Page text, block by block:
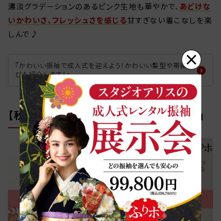
濃淡グラデーションのあるピンク生地も華やかで、 あどけな
いかわいさ、フレッシュさを感じる甘すぎない着こなしを楽
しんで♪
『かわいい振袖で成人式を迎えよう！かわいい髪型や帯結
びも紹介します！』
【秋】大輪菊が際立つ「ブリリアントマム」
×